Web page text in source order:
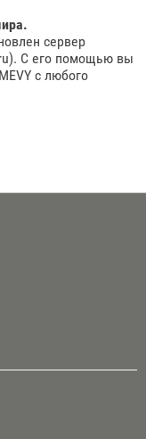
сервер
С его помощью вы
с любого